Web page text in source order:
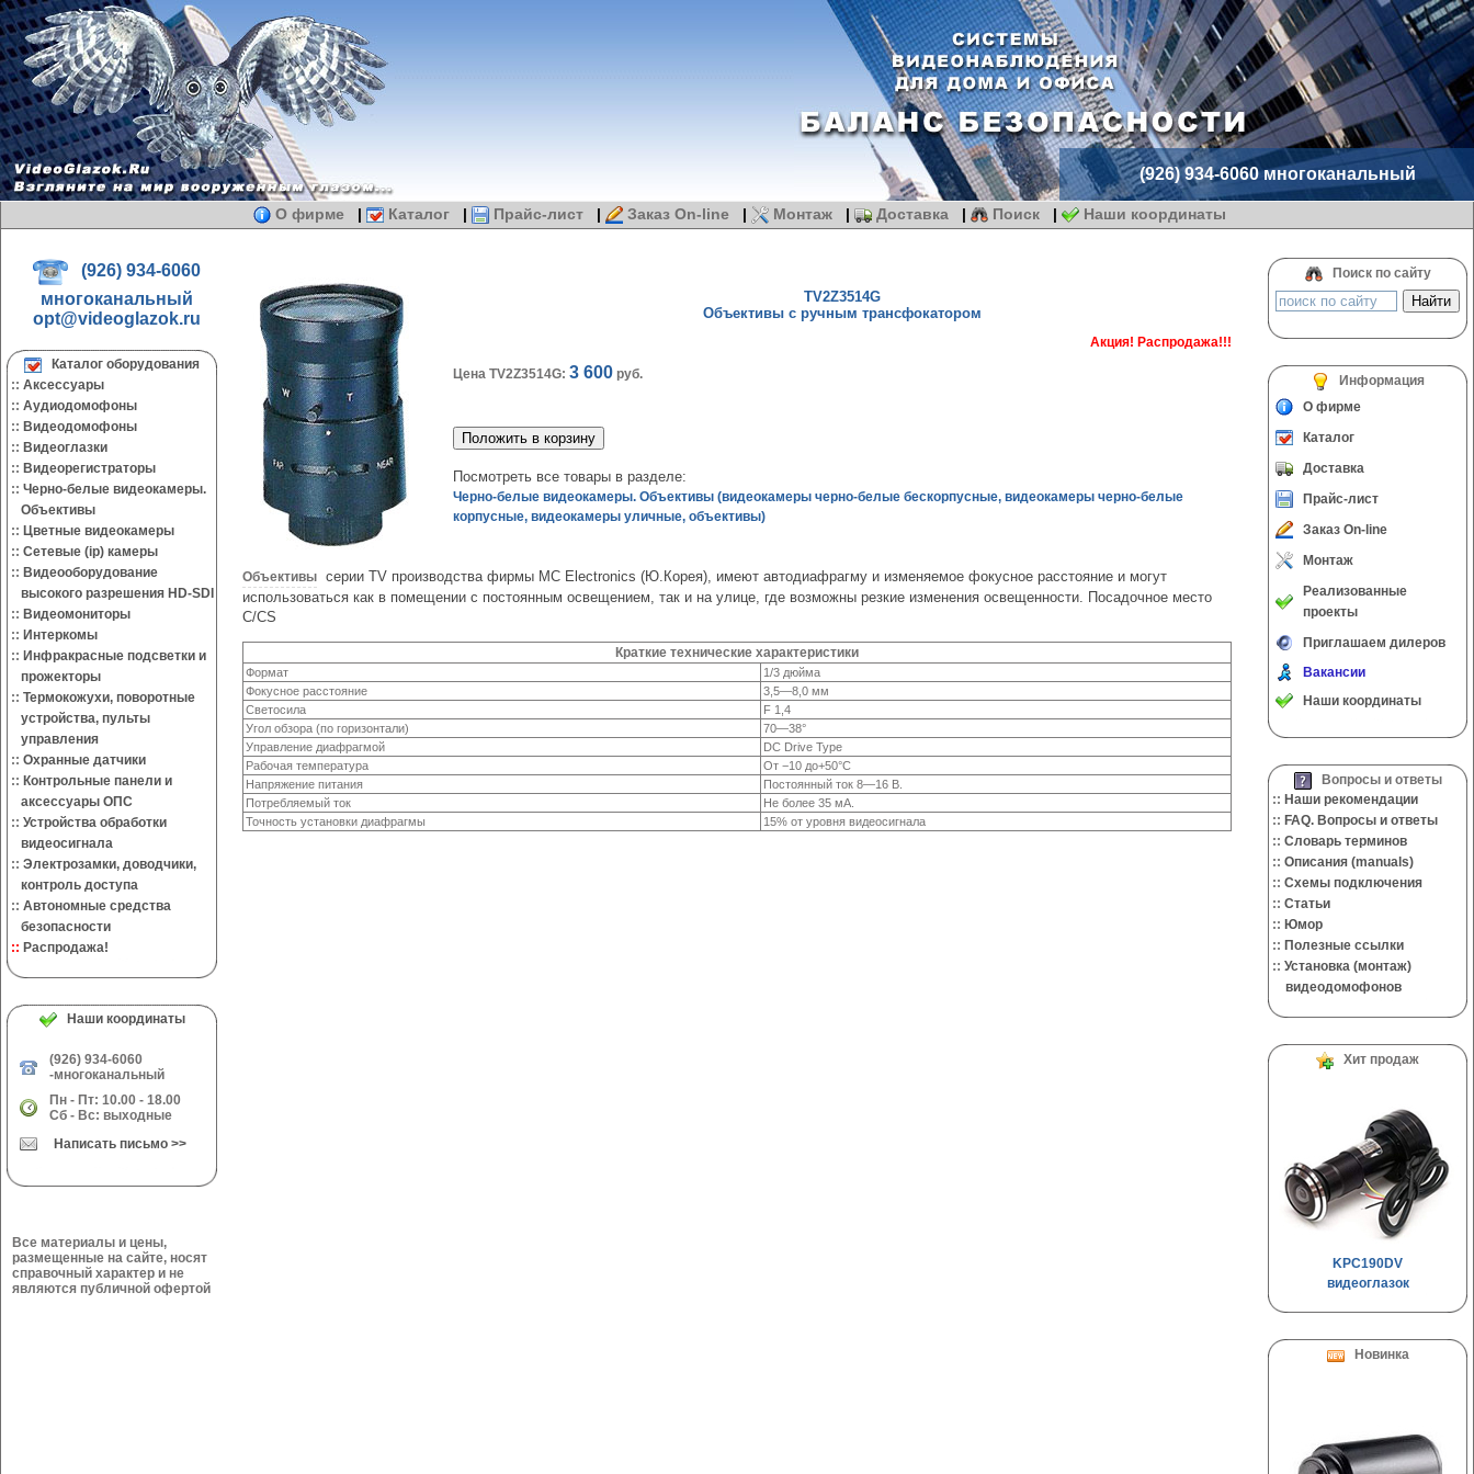
(926) 934-6060 многоканальный
О фирме | Каталог | Прайс-лист | Заказ On-line | Монтаж | Доставка | Поиск | Наши координаты
(926) 934-6060
многоканальный
opt@videoglazok.ru
Каталог оборудования
:: Аксессуары
:: Аудиодомофоны
:: Видеодомофоны
:: Видеоглазки
:: Видеорегистраторы
:: Черно-белые видеокамеры.
Объективы
:: Цветные видеокамеры
:: Сетевые (ip) камеры
:: Видеооборудование
высокого разрешения HD-SDI
:: Видеомониторы
:: Интеркомы
:: Инфракрасные подсветки и
прожекторы
:: Термокожухи, поворотные
устройства, пульты
управления
:: Охранные датчики
:: Контрольные панели и
аксессуары ОПС
:: Устройства обработки
видеосигнала
:: Электрозамки, доводчики,
контроль доступа
:: Автономные средства
безопасности
:: Распродажа!
Наши координаты
(926) 934-6060
-многоканальный
Пн - Пт: 10.00 - 18.00
Сб - Вс: выходные
Написать письмо >>
Все материалы и цены,
размещенные на сайте, носят
справочный характер и не
являются публичной офертой
TV2Z3514G
Объективы с ручным трансфокатором
Акция! Распродажа!!!
Цена TV2Z3514G: 3 600 руб.
Посмотреть все товары в разделе:
Черно-белые видеокамеры. Объективы (видеокамеры черно-белые бескорпусные, видеокамеры черно-белые
корпусные, видеокамеры уличные, объективы)
Объективы серии TV производства фирмы MC Electronics (Ю.Корея), имеют автодиафрагму и изменяемое фокусное расстояние и могут
использоваться как в помещении с постоянным освещением, так и на улице, где возможны резкие изменения освещенности. Посадочное место
C/CS
Краткие технические характеристики
Формат
1/3 дюйма
Фокусное расстояние
3,5—8,0 мм
Светосила
F 1,4
Угол обзора (по горизонтали)
70—38°
Управление диафрагмой
DC Drive Type
Рабочая температура
От −10 до+50°С
Напряжение питания
Постоянный ток 8—16 В.
Потребляемый ток
Не более 35 мА.
Точность установки диафрагмы
15% от уровня видеосигнала
Поиск по сайту
Информация
О фирме
Каталог
Доставка
Прайс-лист
Заказ On-line
Монтаж
Реализованные
проекты
Приглашаем дилеров
Вакансии
Наши координаты
Вопросы и ответы
:: Наши рекомендации
:: FAQ. Вопросы и ответы
:: Словарь терминов
:: Описания (manuals)
:: Cхемы подключения
:: Cтатьи
:: Юмор
:: Полезные ссылки
:: Установка (монтаж)
видеодомофонов
Хит продаж
KPC190DV
видеоглазок
Новинка